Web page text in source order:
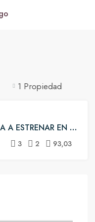
1 Propiedad
CASA ADOSADA (NO 9). CASA A ESTRENAR EN EL PEDRÓ, CORNELLÀ DE LLOBREGAT
3 2 93,03